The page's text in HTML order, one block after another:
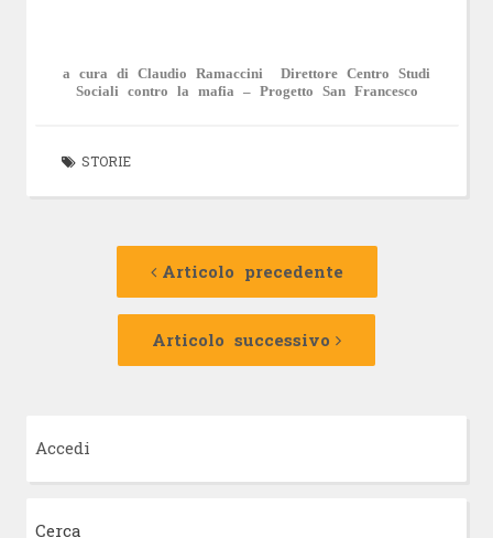
a cura di Claudio Ramaccini Direttore Centro Studi
Sociali contro la mafia – Progetto San Francesco
STORIE
Navigazione
Articolo precedente
Articolo
Articolo successivo
Articolo
Accedi
Cerca